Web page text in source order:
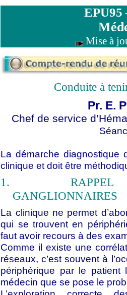
EPU95
Mise à
Conduite à
Pr. E.
Chef de service
La démarche diagnostique
clinique et doit être
1.
GANGLIONNAIRES
La clinique ne permet
qui se trouvent en
faut avoir recours à des
Comme il existe une
réseaux, c’est souvent à
périphérique par le patient
médecin que se pose le